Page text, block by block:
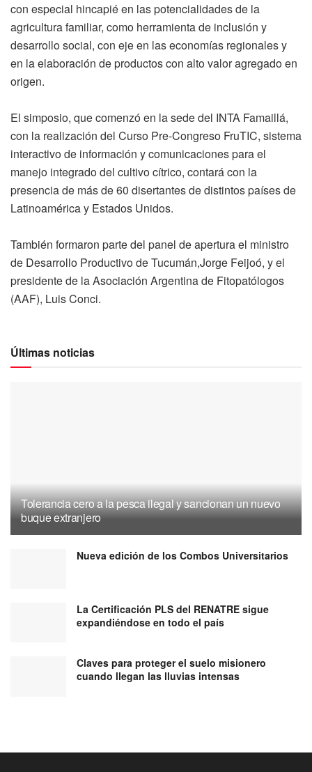
con especial hincapié en las potencialidades de la
agricultura familiar, como herramienta de inclusión y
desarrollo social, con eje en las economías regionales y
en la elaboración de productos con alto valor agregado en
origen.
El simposio, que comenzó en la sede del INTA Famaillá,
con la realización del Curso Pre-Congreso FruTIC, sistema
interactivo de información y comunicaciones para el
manejo integrado del cultivo cítrico, contará con la
presencia de más de 60 disertantes de distintos países de
Latinoamérica y Estados Unidos.
También formaron parte del panel de apertura el ministro
de Desarrollo Productivo de Tucumán,Jorge Feijoó, y el
presidente de la Asociación Argentina de Fitopatólogos
(AAF), Luis Conci.
Últimas noticias
Tolerancia cero a la pesca ilegal y sancionan un nuevo
buque extranjero
Nueva edición de los Combos Universitarios
La Certificación PLS del RENATRE sigue
expandiéndose en todo el país
Claves para proteger el suelo misionero
cuando llegan las lluvias intensas